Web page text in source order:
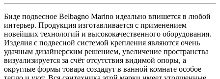
Биде подвесное Belbagno Marino идеально впишется в любой
интерьер. Продукция изготавливается с применением
новейших технологий и высококачественного оборудования.
Изделия с подвесной системой крепления являются очень
удачным дизайнерским решением, увеличение пространства
визуализируется за счёт отсутствия видимой опоры, а
округлые формы товара создадут в ванной комнате особое